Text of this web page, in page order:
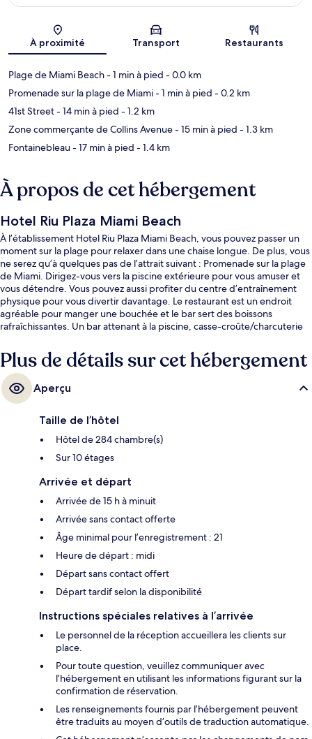
Carte
À proximité Transport Restaurants
Plage de Miami Beach- 1 min à pied - 0.0 km
Promenade sur la plage de Miami- 1 min à pied - 0.2 km
41st Street- 14 min à pied - 1.2 km
Zone commerçante de Collins Avenue- 15 min à pied - 1.3 km
Fontainebleau- 17 min à pied - 1.4 km
À propos de cet hébergement
Hotel Riu Plaza Miami Beach
À l’établissement Hotel Riu Plaza Miami Beach, vous pouvez passer un
moment sur la plage pour relaxer dans une chaise longue. De plus, vous
ne serez qu’à quelques pas de l’attrait suivant : Promenade sur la plage
de Miami. Dirigez-vous vers la piscine extérieure pour vous amuser et
vous détendre. Vous pouvez aussi profiter du centre d’entraînement
physique pour vous divertir davantage. Le restaurant est un endroit
agréable pour manger une bouchée et le bar sert des boissons
rafraîchissantes. Un bar attenant à la piscine, casse-croûte/charcuterie
serviable sont des éléments très prisés par les voyageurs.
Plus de détails sur cet hébergement
Aperçu
Taille de l’hôtel
Hôtel de 284 chambre(s)
Sur 10 étages
Arrivée et départ
Arrivée de 15 h à minuit
Arrivée sans contact offerte
Âge minimal pour l’enregistrement : 21
Heure de départ : midi
Départ sans contact offert
Départ tardif selon la disponibilité
Instructions spéciales relatives à l’arrivée
Le personnel de la réception accueillera les clients sur
place.
Pour toute question, veuillez communiquer avec
l’hébergement en utilisant les informations figurant sur la
confirmation de réservation.
Les renseignements fournis par l’hébergement peuvent
être traduits au moyen d’outils de traduction automatique.